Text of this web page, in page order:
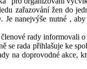
zařazování žen do
nanejvýše nutné ,
rady informovali
se rada přihlašuje ke
na doprovodné akce,